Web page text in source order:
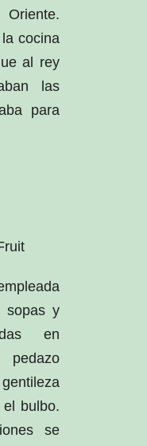
cocina
al rey
las
para
sopas y
en
bulbo.
se